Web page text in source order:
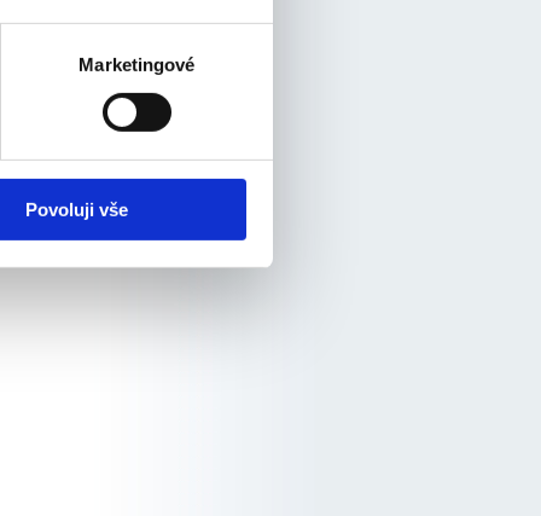
Marketingové
Povoluji vše